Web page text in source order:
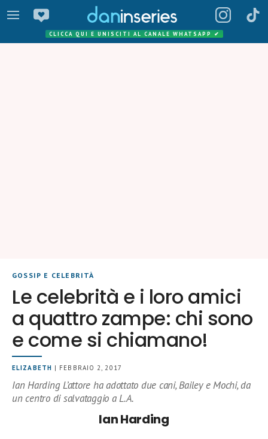
CLICCA QUI E UNISCITI AL CANALE WHATSAPP ✔
GOSSIP E CELEBRITÀ
Le celebrità e i loro amici
a quattro zampe: chi sono
e come si chiamano!
ELIZABETH | FEBBRAIO 2, 2017
Ian Harding L’attore ha adottato due cani, Bailey e Mochi, da
un centro di salvataggio a L.A.
Ian Harding